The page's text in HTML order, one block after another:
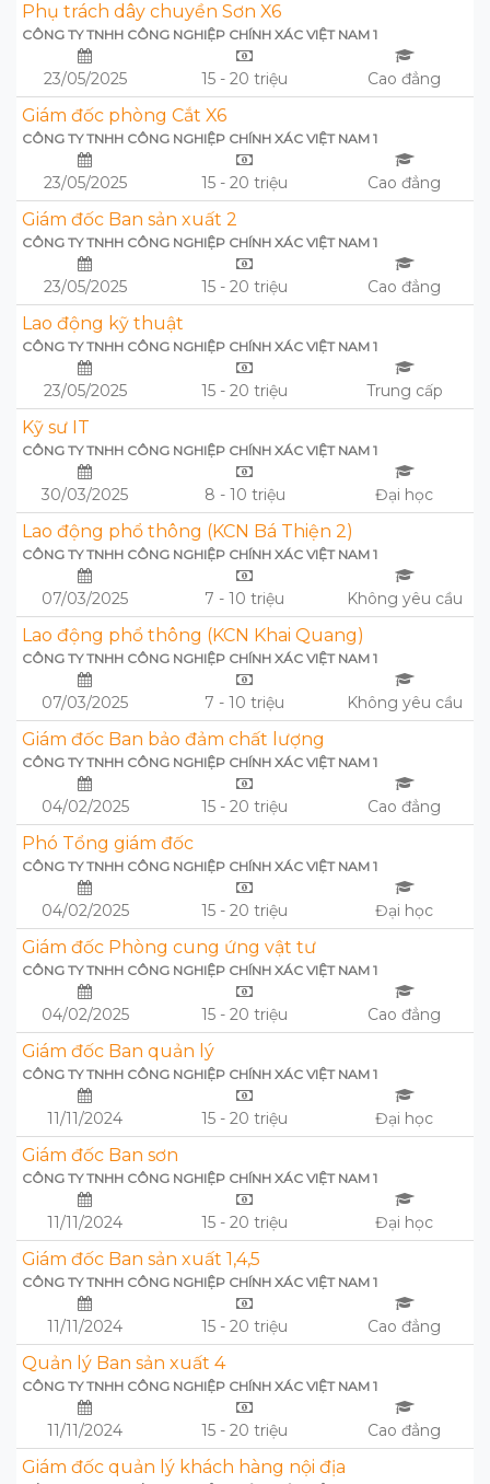
Phụ trách dây chuyền Sơn X6
CÔNG TY TNHH CÔNG NGHIỆP CHÍNH XÁC VIỆT NAM 1
23/05/2025 15 - 20 triệu Cao đẳng
Giám đốc phòng Cắt X6
CÔNG TY TNHH CÔNG NGHIỆP CHÍNH XÁC VIỆT NAM 1
23/05/2025 15 - 20 triệu Cao đẳng
Giám đốc Ban sản xuất 2
CÔNG TY TNHH CÔNG NGHIỆP CHÍNH XÁC VIỆT NAM 1
23/05/2025 15 - 20 triệu Cao đẳng
Lao động kỹ thuật
CÔNG TY TNHH CÔNG NGHIỆP CHÍNH XÁC VIỆT NAM 1
23/05/2025 15 - 20 triệu Trung cấp
Kỹ sư IT
CÔNG TY TNHH CÔNG NGHIỆP CHÍNH XÁC VIỆT NAM 1
30/03/2025 8 - 10 triệu Đại học
Lao động phổ thông (KCN Bá Thiện 2)
CÔNG TY TNHH CÔNG NGHIỆP CHÍNH XÁC VIỆT NAM 1
07/03/2025 7 - 10 triệu Không yêu cầu
Lao động phổ thông (KCN Khai Quang)
CÔNG TY TNHH CÔNG NGHIỆP CHÍNH XÁC VIỆT NAM 1
07/03/2025 7 - 10 triệu Không yêu cầu
Giám đốc Ban bảo đảm chất lượng
CÔNG TY TNHH CÔNG NGHIỆP CHÍNH XÁC VIỆT NAM 1
04/02/2025 15 - 20 triệu Cao đẳng
Phó Tổng giám đốc
CÔNG TY TNHH CÔNG NGHIỆP CHÍNH XÁC VIỆT NAM 1
04/02/2025 15 - 20 triệu Đại học
Giám đốc Phòng cung ứng vật tư
CÔNG TY TNHH CÔNG NGHIỆP CHÍNH XÁC VIỆT NAM 1
04/02/2025 15 - 20 triệu Cao đẳng
Giám đốc Ban quản lý
CÔNG TY TNHH CÔNG NGHIỆP CHÍNH XÁC VIỆT NAM 1
11/11/2024 15 - 20 triệu Đại học
Giám đốc Ban sơn
CÔNG TY TNHH CÔNG NGHIỆP CHÍNH XÁC VIỆT NAM 1
11/11/2024 15 - 20 triệu Đại học
Giám đốc Ban sản xuất 1,4,5
CÔNG TY TNHH CÔNG NGHIỆP CHÍNH XÁC VIỆT NAM 1
11/11/2024 15 - 20 triệu Cao đẳng
Quản lý Ban sản xuất 4
CÔNG TY TNHH CÔNG NGHIỆP CHÍNH XÁC VIỆT NAM 1
11/11/2024 15 - 20 triệu Cao đẳng
Giám đốc quản lý khách hàng nội địa